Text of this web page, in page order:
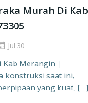
Murah Di Kab
Jul 30
Kab Merangin |
konstruksi saat ini,
yang kuat, […]